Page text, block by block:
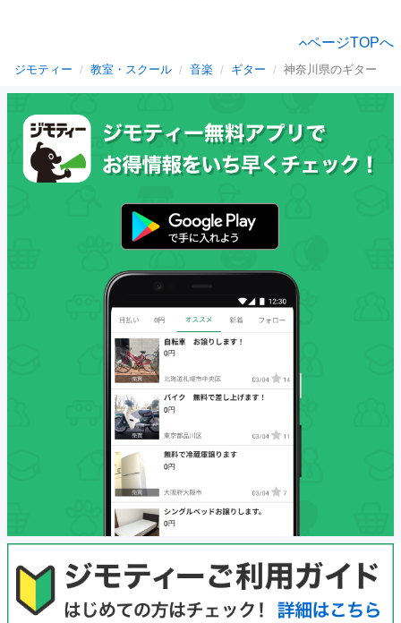
ページTOPへ
ジモティー 教室・スクール 音楽 ギター 神奈川県のギター